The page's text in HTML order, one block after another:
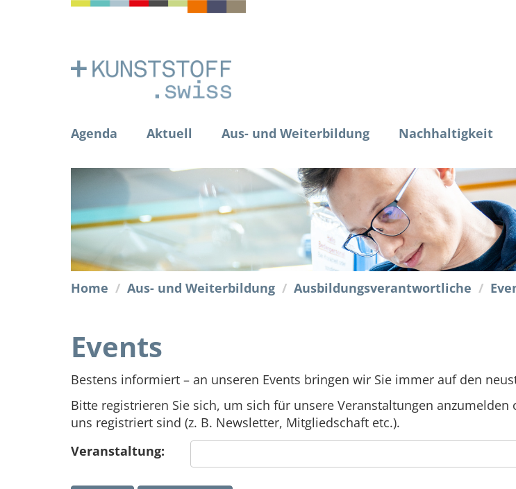
Agenda Aktuell Aus- und Weiterbildung Nachhaltigkeit
Home Aus- und Weiterbildung Ausbildungsverantwortliche
Events
Bestens informiert – an unseren Events bringen wir Sie immer auf den
Bitte registrieren Sie sich, um sich für unsere Veranstaltungen
uns registriert sind (z. B. Newsletter, Mitgliedschaft etc.).
Veranstaltung: